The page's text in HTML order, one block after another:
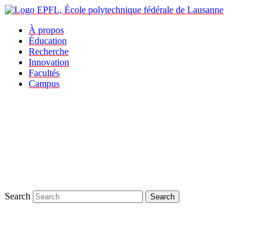
À propos
Éducation
Recherche
Innovation
Facultés
Campus
Search Search